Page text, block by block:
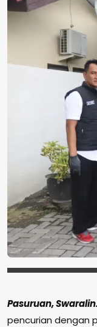
Pasuruan,
pencurian dengan